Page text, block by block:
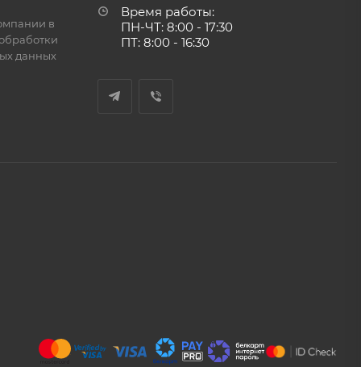
в
данных
Время работы:
ПН-ЧТ: 8:00 - 17:30
ПТ: 8:00 - 16:30